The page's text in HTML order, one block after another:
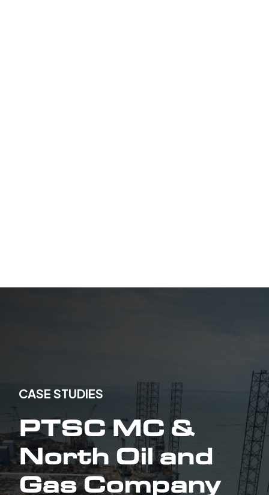
PTSC MC &
North Oil and
Gas Company
CASE STUDIES